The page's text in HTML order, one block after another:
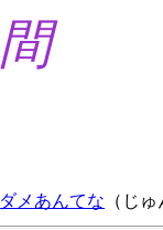
ダメあんてな （じ